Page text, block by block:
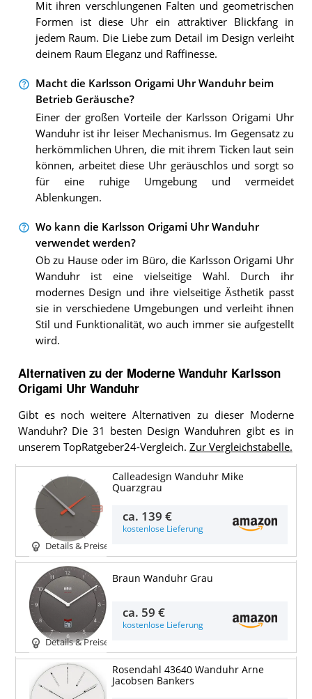
Mit ihren verschlungenen Falten und geometrischen
Formen ist diese Uhr ein attraktiver Blickfang in
jedem Raum. Die Liebe zum Detail im Design verleiht
deinem Raum Eleganz und Raffinesse.
Macht die Karlsson Origami Uhr Wanduhr beim
Betrieb Geräusche?
Einer der großen Vorteile der Karlsson Origami Uhr
Wanduhr ist ihr leiser Mechanismus. Im Gegensatz zu
herkömmlichen Uhren, die mit ihrem Ticken laut sein
können, arbeitet diese Uhr geräuschlos und sorgt so
für eine ruhige Umgebung und vermeidet
Ablenkungen.
Wo kann die Karlsson Origami Uhr Wanduhr
verwendet werden?
Ob zu Hause oder im Büro, die Karlsson Origami Uhr
Wanduhr ist eine vielseitige Wahl. Durch ihr
modernes Design und ihre vielseitige Ästhetik passt
sie in verschiedene Umgebungen und verleiht ihnen
Stil und Funktionalität, wo auch immer sie aufgestellt
wird.
Alternativen zu der Moderne Wanduhr Karlsson
Origami Uhr Wanduhr
Gibt es noch weitere Alternativen zu dieser Moderne
Wanduhr? Die 31 besten Design Wanduhren gibt es in
unserem TopRatgeber24-Vergleich. Zur Vergleichstabelle.
Details & Preise
Calleadesign Wanduhr Mike
Quarzgrau
ca. 139 €
kostenlose Lieferung
Details & Preise
Braun Wanduhr Grau
ca. 59 €
kostenlose Lieferung
Rosendahl 43640 Wanduhr Arne
Jacobsen Bankers